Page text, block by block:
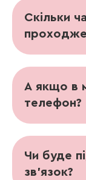
Скільки
А якщо в
телефон?
Чи буде
зв’язок?